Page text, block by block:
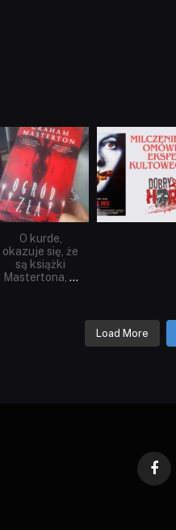
dobryhorror
Sie 23
O kurde,
okazuje się, że
są książki
Mastertona, ...
dobryhorror
Sie 19
Load More